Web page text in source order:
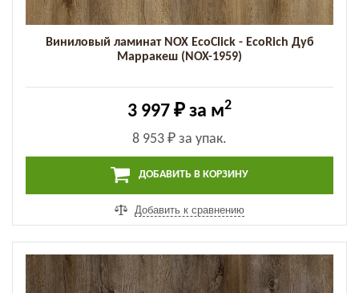
Виниловый ламинат NOX EcoClick - EcoRich Дуб
Марракеш (NOX-1959)
3 997 ₽ за м2
8 953 ₽ за упак.
ДОБАВИТЬ В КОРЗИНУ
Добавить к сравнению